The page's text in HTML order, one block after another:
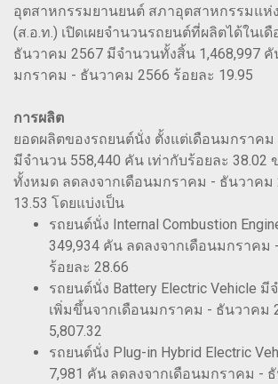
อุตสาหกรรมยานยนต์ สภาอุตสาหกรรมแห่
(ส.อ.ท.) เปิดเผยจำนวนรถยนต์ที่ผลิตได้ในเ
ธันวาคม 2567 มีจำนวนทั้งสิ้น 1,468,997
มกราคม - ธันวาคม 2566 ร้อยละ 19.95
การผลิต
ยอดผลิตของรถยนต์นั่ง ตั้งแต่เดือนมกราค
มีจำนวน 558,440 คัน เท่ากับร้อยละ 38.02
ทั้งหมด ลดลงจากเดือนมกราคม - ธันวาคม
13.53 โดยแบ่งเป็น
รถยนต์นั่ง Internal Combustion
349,934 คัน ลดลงจากเดือนมกราคม
ร้อยละ 28.66
รถยนต์นั่ง Battery Electric Vehicle
เพิ่มขึ้นจากเดือนมกราคม - ธันวาคม
5,807.32
รถยนต์นั่ง Plug-in Hybrid Electric
7,981 คัน ลดลงจากเดือนมกราคม -